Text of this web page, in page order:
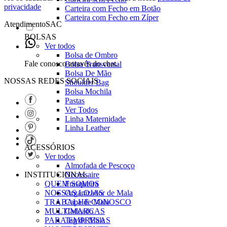
Carteira com Fecho em Botão
Carteira com Fecho em Zíper
BOLSAS
Ver todos
Bolsa de Ombro
Bolsa Transversal
Bolsa De Mão
Shoulder Bag
Bolsa Mochila
Pastas
Ver Todos
Linha Maternidade
Linha Leather
ACESSÓRIOS
Ver todos
Almofada de Pescoço
Necessaire
Frasqueira
Organizador de Mala
Capa de Mala
Cadeado
Tag de Mala
privacidade
AtendimentoSAC
Fale conosco através do chat.
NOSSAS REDES SOCIAIS
INSTITUCIONAL
QUEM SOMOS
NOSSAS LOJAS
TRABALHE CONOSCO
MULTIMARCAS
PARA EMPRESAS